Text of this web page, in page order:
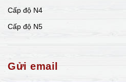
Cấp độ N4
Cấp độ N5
Gửi email